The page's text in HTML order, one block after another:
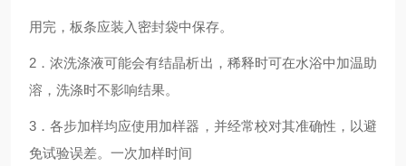
用完，板条应装入密封袋中保存。
2 ．浓洗涤液可能会有结晶析出，稀释时可在水浴中加温助
溶，洗涤时不影响结果。
3 ．各步加样均应使用加样器，并经常校对其准确性，以避
免试验误差。一次加样时间